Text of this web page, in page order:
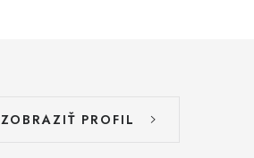
ZOBRAZIŤ PROFIL